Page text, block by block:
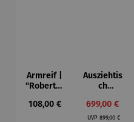
Armreif |
"Roberta"
Mütz
Regulärer Preis:
108,00 €
Ausziehtis
ch
– Valor
699,00 €
UVPRegulärer
899,00 €